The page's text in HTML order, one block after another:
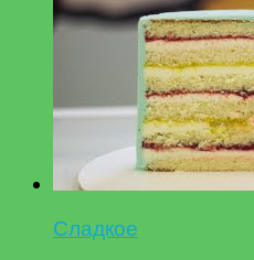
Сладкое